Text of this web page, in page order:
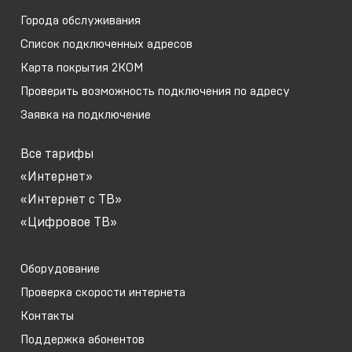
Города обслуживания
Список подключенных адресов
Карта покрытия 2КОМ
Проверить возможность подключения по адресу
Заявка на подключение
Все тарифы
«Интернет»
«Интернет с ТВ»
«Цифровое ТВ»
Оборудование
Проверка скорости интернета
Контакты
Поддержка абонентов